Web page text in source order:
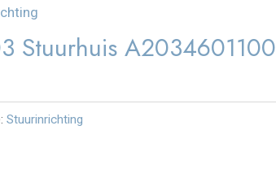
Stuurhuis A2034601100
Stuurinrichting